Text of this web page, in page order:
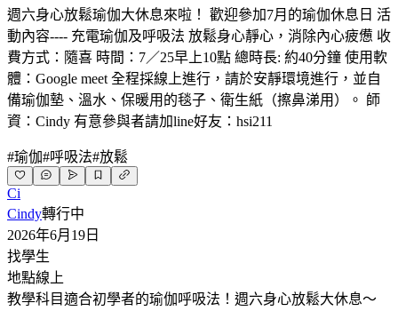
週六身心放鬆瑜伽大休息來啦！ 歡迎參加7月的瑜伽休息日 活
動內容---- 充電瑜伽及呼吸法 放鬆身心靜心，消除內心疲憊 收
費方式：隨喜 時間：7／25早上10點 總時長: 約40分鐘 使用軟
體：Google meet 全程採線上進行，請於安靜環境進行，並自
備瑜伽墊、溫水、保暖用的毯子、衛生紙（擦鼻涕用）。 師
資：Cindy 有意參與者請加line好友：hsi211
#瑜伽#呼吸法#放鬆
Ci
Cindy轉行中
2026年6月19日
找學生
地點線上
教學科目適合初學者的瑜伽呼吸法！週六身心放鬆大休息～